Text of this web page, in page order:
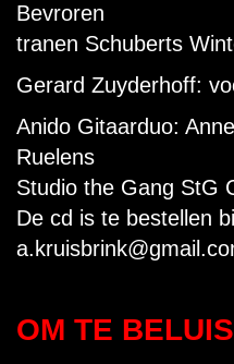
Bevroren
tranen Schuberts
Gerard Zuyderhoff:
Anido Gitaarduo:
Ruelens
Studio the Gang StG
De cd is te bestellen
OM TE